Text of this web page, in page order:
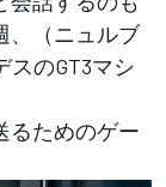
、（ニュルブ
スのGT3マシ
るためのゲー